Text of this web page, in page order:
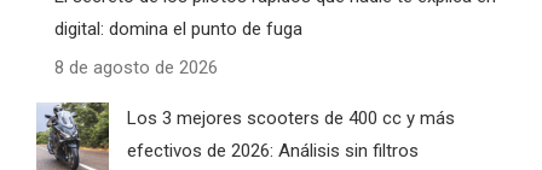
digital: domina el punto de fuga
8 de agosto de 2026
Los 3 mejores scooters de 400 cc y más
efectivos de 2026: Análisis sin filtros